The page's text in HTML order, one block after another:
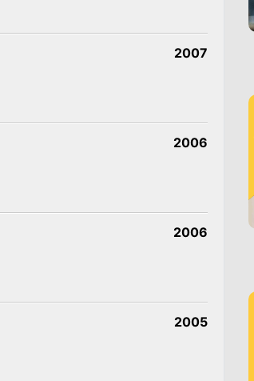
2007
2006
2006
2005